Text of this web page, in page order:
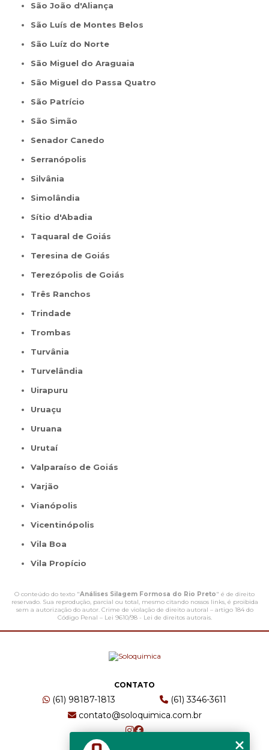
São João d'Aliança
São Luís de Montes Belos
São Luíz do Norte
São Miguel do Araguaia
São Miguel do Passa Quatro
São Patrício
São Simão
Senador Canedo
Serranópolis
Silvânia
Simolândia
Sítio d'Abadia
Taquaral de Goiás
Teresina de Goiás
Terezópolis de Goiás
Três Ranchos
Trindade
Trombas
Turvânia
Turvelândia
Uirapuru
Uruaçu
Uruana
Urutaí
Valparaíso de Goiás
Varjão
Vianópolis
Vicentinópolis
Vila Boa
Vila Propício
O conteúdo do texto "Análises Silagem Formosa do Rio Preto" é de direito
reservado. Sua reprodução, parcial ou total, mesmo citando nossos links, é proibida
sem a autorização do autor. Crime de violação de direito autoral – artigo 184 do
Código Penal – Lei 9610/98 - Lei de direitos autorais.
CONTATO
(61) 98187-1813
(61) 3346-3611
contato@soloquimica.com.br